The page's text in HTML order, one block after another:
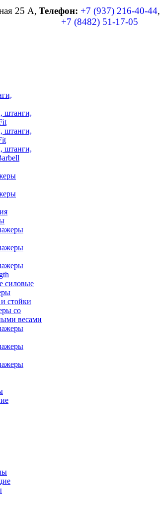
25 А, Телефон: +7 (937) 216-40-44,
+7 (8482) 51-17-05
штанги,
штанги,
штанги,
силовые
стойки
со
весами